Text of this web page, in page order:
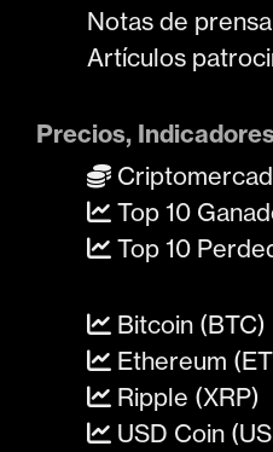
Notas de prensa
Artículos
Precios,
Top 10
Top 10
Bitcoin (BTC)
Ethereum
Ripple (XRP)
USD Coin